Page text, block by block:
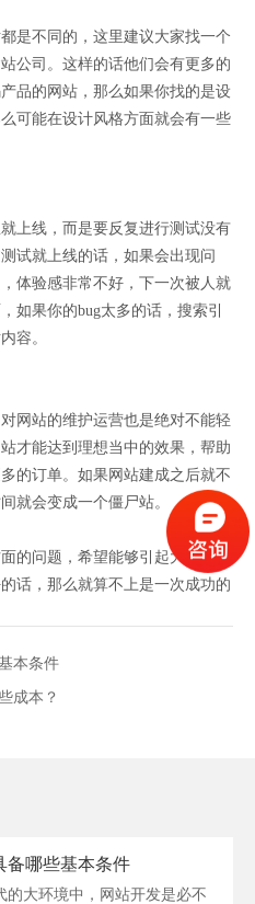
是不同的，这里建议大家找一个
公司。这样的话他们会有更多的
品的网站，那么如果你找的是设
可能在设计风格方面就会有一些
上线，而是要反复进行测试没有
试就上线的话，如果会出现问
体验感非常不好，下一次被人就
如果你的bug太多的话，搜索引
容。
网站的维护运营也是绝对不能轻
才能达到理想当中的效果，帮助
的订单。如果网站建成之后就不
就会变成一个僵尸站。
的问题，希望能够引起大家足够
话，那么就算不上是一次成功的
本条件
成本？
备哪些基本条件
的大环境中，网站开发是必不